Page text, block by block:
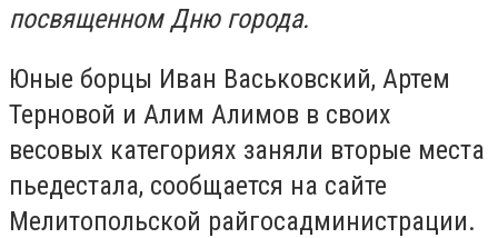
посвященном Дню города.
Юные борцы Иван Васьковский, Артем
Терновой и Алим Алимов в своих
весовых категориях заняли вторые места
пьедестала, сообщается на сайте
Мелитопольской райгосадминистрации.